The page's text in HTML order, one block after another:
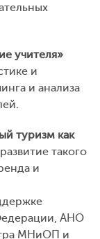
учителя»
и
и анализа
туризм как
такого
и
АНО
МНиОП и